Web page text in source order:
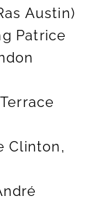
Austin)
Patrice
Clinton,